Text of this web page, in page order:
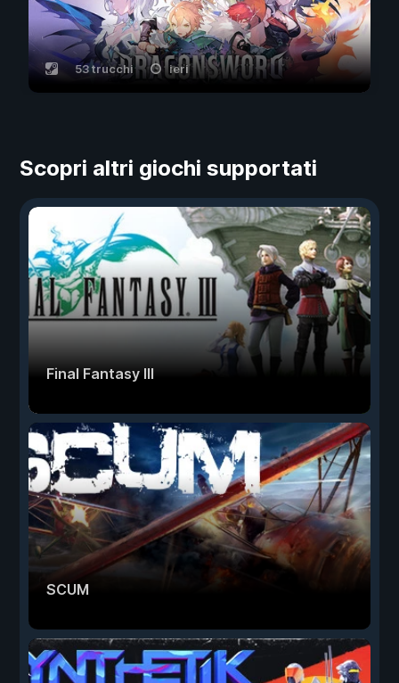
53 trucchi ieri
Scopri altri giochi supportati
Final Fantasy III
SCUM